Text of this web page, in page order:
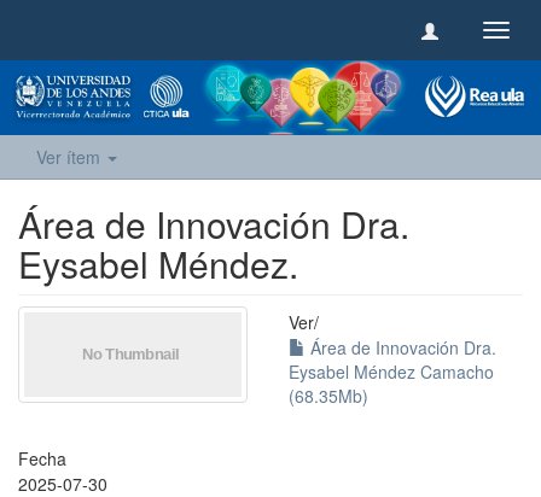
Ver ítem
Área de Innovación Dra.
Eysabel Méndez.
Ver/
Área de Innovación Dra.
Eysabel Méndez Camacho
(68.35Mb)
Fecha
2025-07-30